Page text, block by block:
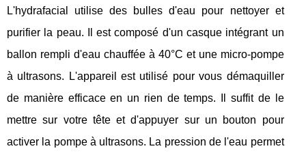
L'hydrafacial utilise des bulles d'eau pour nettoyer et
purifier la peau. Il est composé d'un casque intégrant un
ballon rempli d'eau chauffée à 40°C et une micro-pompe
à ultrasons. L'appareil est utilisé pour vous démaquiller
de manière efficace en un rien de temps. Il suffit de le
mettre sur votre tête et d'appuyer sur un bouton pour
activer la pompe à ultrasons. La pression de l'eau permet